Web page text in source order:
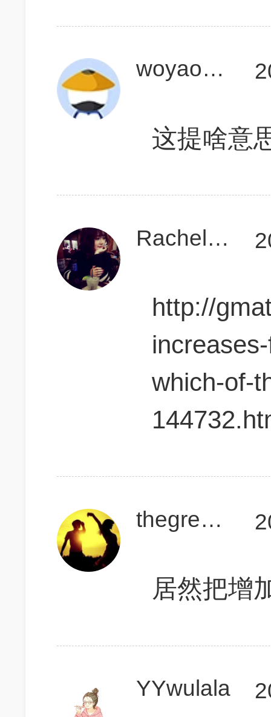
woyaokaogaofen
这提啥意
Rachelnini
http://
which-of-
thegreatdanawu
居然把增
YYwulala